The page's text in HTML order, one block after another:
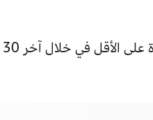
خامسا: بالإضافة إلى ذلك يجب أن تكون عدد المشاهدات لا تقل عن 100 ألف مشاهدة على الأقل في خلال آخر 30